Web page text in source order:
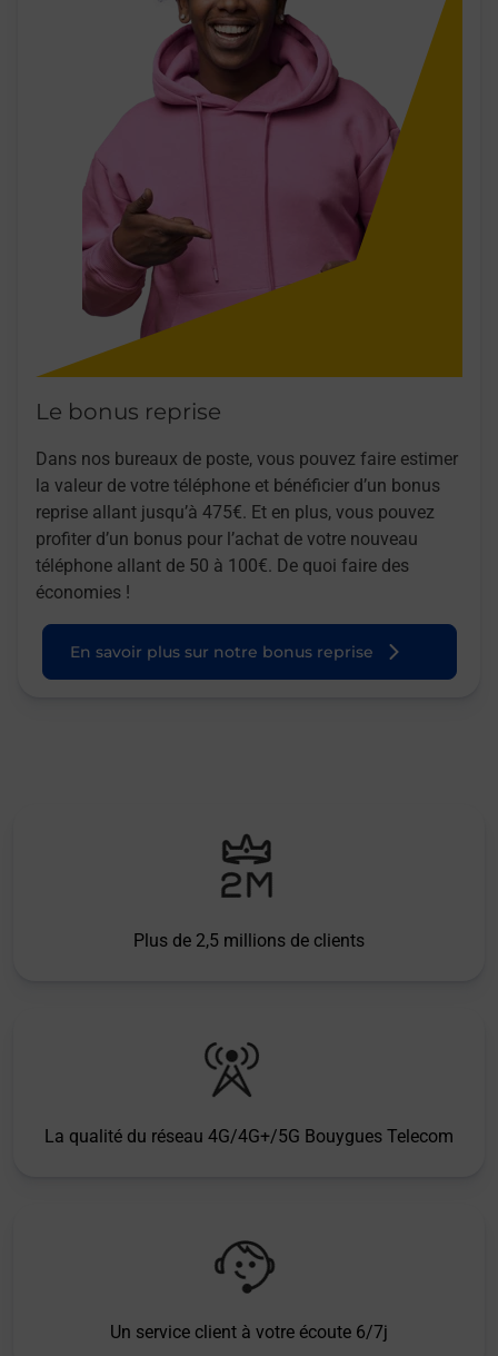
Le bonus reprise
Dans nos bureaux de poste, vous pouvez faire estimer
la valeur de votre téléphone et bénéficier d’un bonus
reprise allant jusqu’à 475€. Et en plus, vous pouvez
profiter d’un bonus pour l’achat de votre nouveau
téléphone allant de 50 à 100€. De quoi faire des
économies !
En savoir plus sur notre bonus reprise
Plus de 2,5 millions de clients
La qualité du réseau 4G/4G+/5G Bouygues Telecom
Un service client à votre écoute 6/7j